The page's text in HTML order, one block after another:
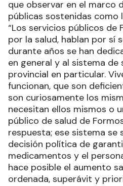
que observar en el marco
públicas sostenidas como
“Los servicios públicos de
por la salud, hablan por sí
durante años se han
en general y al sistema de
provincial en particular.
funcionan, que son
son curiosamente los
necesitan ellos mismos o
público de salud de
respuesta; ese sistema se
decisión política de
medicamentos y el
hace posible el aumento
ordenada, superávit y